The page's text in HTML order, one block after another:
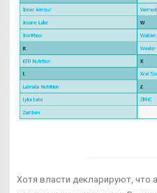
Хотя власти декларируют, что